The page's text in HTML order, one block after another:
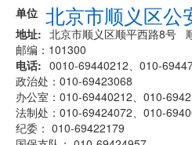
单位 北京市顺义区公
地址
北京市顺义区顺平西路8号
邮编：101300
电话
0010-69440212、010-
政治处：010-69423068
办公室：010-69440212、010-
法制处：010-69424072、010-
纪委： 010-69422179